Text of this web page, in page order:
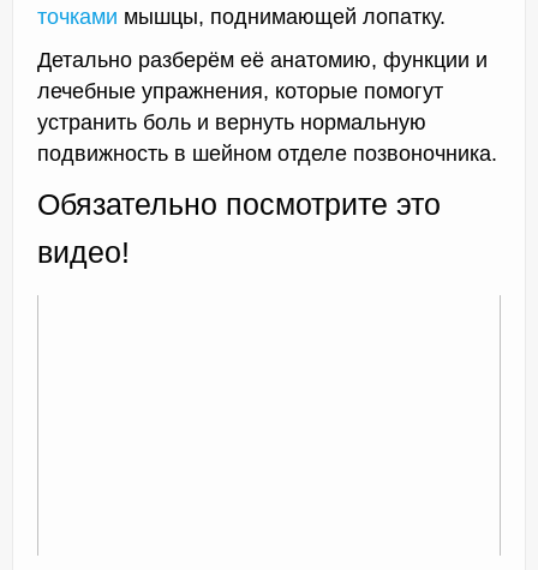
точками мышцы, поднимающей лопатку.
Детально разберём её анатомию, функции и
лечебные упражнения, которые помогут
устранить боль и вернуть нормальную
подвижность в шейном отделе позвоночника.
Обязательно посмотрите это
видео!